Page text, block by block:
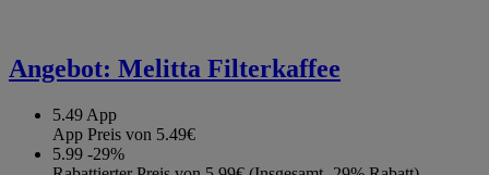
Angebot: Melitta Filterkaffee
5.49 App
App Preis von 5.49€
5.99 -29%